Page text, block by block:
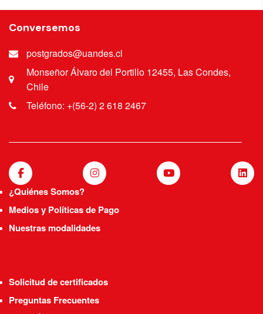
Conversemos
postgrados@uandes.cl
Monseñor Álvaro del Portillo 12455, Las Condes,
Chile
Teléfono: +(56-2) 2 618 2467
¿Quiénes Somos?
Medios y Políticas de Pago
Nuestras modalidades
Solicitud de certificados
Preguntas Frecuentes